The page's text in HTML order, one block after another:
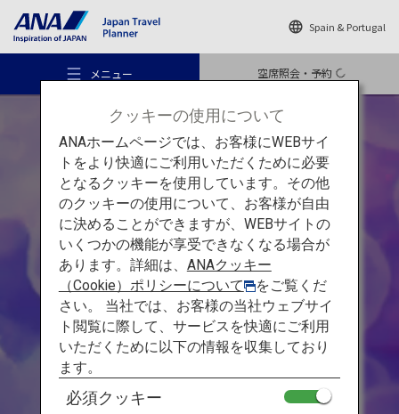
Spain & Portugal
メニュー 空席照会・予約
おすすめの旅
旅のアイデア
行き先
旅のお役立ち情報
日本海の東北風景を求めて
山形庄内・秋田：
羽黒山や鳥海山の
大自然に触れる旅
クッキーの使用について
ANAホームページでは、お客様にWEBサイ
トをより快適にご利用いただくために必要
となるクッキーを使用しています。その他
のクッキーの使用について、お客様が自由
に決めることができますが、WEBサイトの
いくつかの機能が享受できなくなる場合が
あります。詳細は、 ANAクッキー
（Cookie）ポリシーについて
をご覧くだ
さい。 当社では、お客様の当社ウェブサイ
ト閲覧に際して、サービスを快適にご利用
いただくために以下の情報を収集しており
ます。
必須クッキー